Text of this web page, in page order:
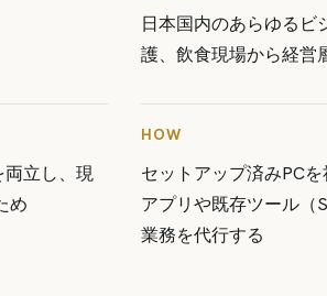
日本国内のあらゆるビ
護、飲食現場から経営
立し、現
め
HOW
セットアップ済みPC
アプリや既存ツール（
業務を代行する